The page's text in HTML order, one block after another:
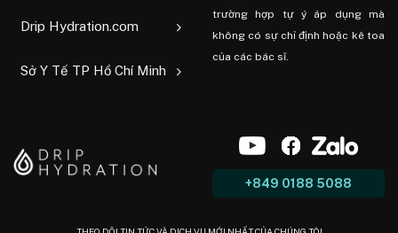
Drip Hydration.com
Sở Y Tế TP Hồ Chí Minh
trường hợp tự ý áp dụng mà
không có sự chỉ định hoặc kê toa
của các bác sĩ.
+849 0188 5088
THEO DÕI TIN TỨC VÀ DỊCH VỤ MỚI NHẤT CỦA CHÚNG TÔI